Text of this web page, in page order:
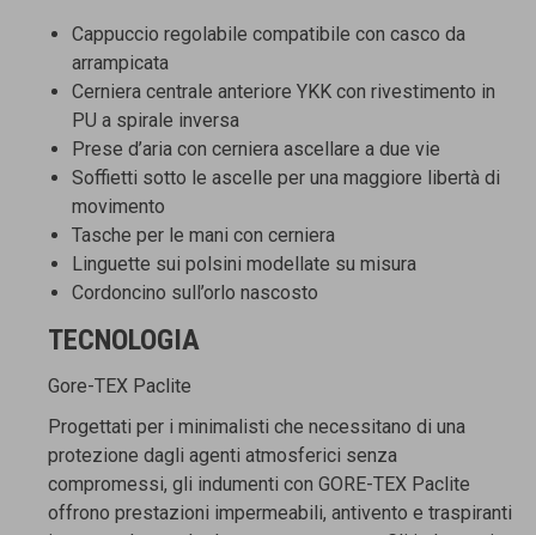
Cappuccio regolabile compatibile con casco da
arrampicata
Cerniera centrale anteriore YKK con rivestimento in
PU a spirale inversa
Prese d’aria con cerniera ascellare a due vie
Soffietti sotto le ascelle per una maggiore libertà di
movimento
Tasche per le mani con cerniera
Linguette sui polsini modellate su misura
Cordoncino sull’orlo nascosto
TECNOLOGIA
Gore-TEX Paclite
Progettati per i minimalisti che necessitano di una
protezione dagli agenti atmosferici senza
compromessi, gli indumenti con GORE-TEX Paclite
offrono prestazioni impermeabili, antivento e traspiranti